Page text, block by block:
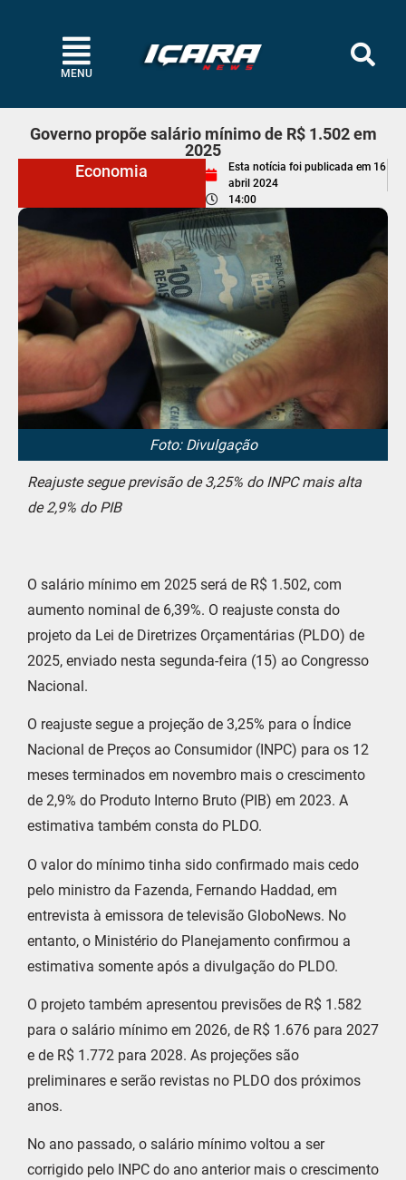
MENU
Governo propõe salário mínimo de R$ 1.502 em
2025
Economia
Esta notícia foi publicada em 16
abril 2024
14:00
Foto: Divulgação
Reajuste segue previsão de 3,25% do INPC mais alta
de 2,9% do PIB
O salário mínimo em 2025 será de R$ 1.502, com
aumento nominal de 6,39%. O reajuste consta do
projeto da Lei de Diretrizes Orçamentárias (PLDO) de
2025, enviado nesta segunda-feira (15) ao Congresso
Nacional.
O reajuste segue a projeção de 3,25% para o Índice
Nacional de Preços ao Consumidor (INPC) para os 12
meses terminados em novembro mais o crescimento
de 2,9% do Produto Interno Bruto (PIB) em 2023. A
estimativa também consta do PLDO.
O valor do mínimo tinha sido confirmado mais cedo
pelo ministro da Fazenda, Fernando Haddad, em
entrevista à emissora de televisão GloboNews. No
entanto, o Ministério do Planejamento confirmou a
estimativa somente após a divulgação do PLDO.
O projeto também apresentou previsões de R$ 1.582
para o salário mínimo em 2026, de R$ 1.676 para 2027
e de R$ 1.772 para 2028. As projeções são
preliminares e serão revistas no PLDO dos próximos
anos.
No ano passado, o salário mínimo voltou a ser
corrigido pelo INPC do ano anterior mais o crescimento